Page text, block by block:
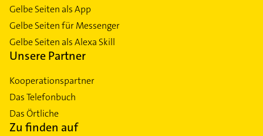
Gelbe Seiten als App
Gelbe Seiten für Messenger
Gelbe Seiten als Alexa Skill
Unsere Partner
Kooperationspartner
Das Telefonbuch
Das Örtliche
Zu finden auf